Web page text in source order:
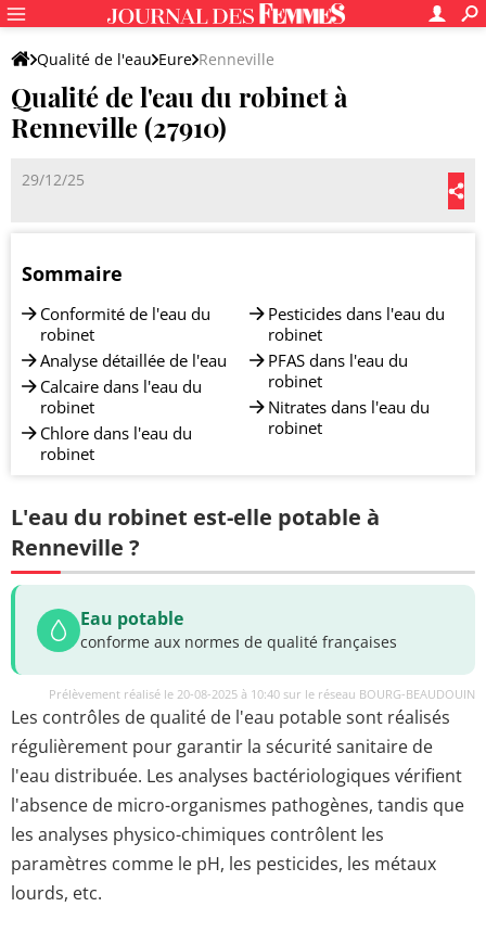
Qualité de l'eau Eure Renneville
Qualité de l'eau du robinet à
Renneville (27910)
29/12/25
Sommaire
Conformité de l'eau du
robinet
Analyse détaillée de l'eau
Calcaire dans l'eau du
robinet
Chlore dans l'eau du
robinet
Pesticides dans l'eau du
robinet
PFAS dans l'eau du
robinet
Nitrates dans l'eau du
robinet
L'eau du robinet est-elle potable à
Renneville ?
Eau potable
conforme aux normes de qualité françaises
Prélèvement réalisé le 20-08-2025 à 10:40 sur le réseau BOURG-BEAUDOUIN
Les contrôles de qualité de l'eau potable sont réalisés
régulièrement pour garantir la sécurité sanitaire de
l'eau distribuée. Les analyses bactériologiques vérifient
l'absence de micro-organismes pathogènes, tandis que
les analyses physico-chimiques contrôlent les
paramètres comme le pH, les pesticides, les métaux
lourds, etc.